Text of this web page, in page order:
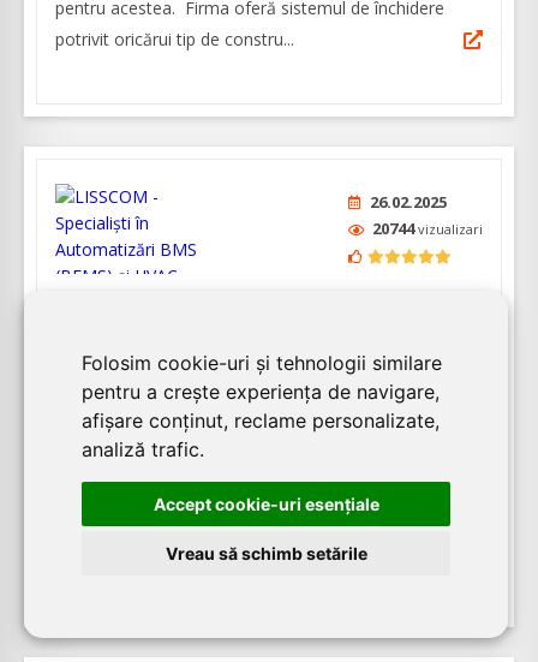
Folosim cookie-uri și tehnologii similare
pentru a crește experiența de navigare,
afișare conținut, reclame personalizate,
analiză trafic.
Accept cookie-uri esenţiale
Vreau să schimb setările
pentru acestea. Firma oferă sistemul de închidere
potrivit oricărui tip de constru...
26.02.2025
20744vizualizari
LISSCOM oferă soluții pentru supravegherea și
controlul de la distanță a instalațiilor de tip HVAC.
Partener BOSCH BUILDING AUTOMATION
GmbH (fostă GFR), producător de
componente hardware & software destinate
aplicațiilor smart, LISSCOM concepe, proi...